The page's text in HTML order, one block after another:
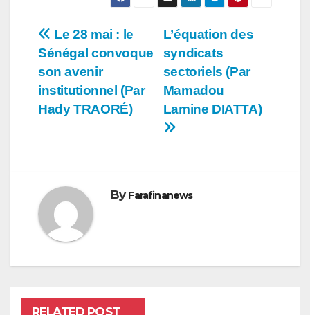
Navigation
de
l’article
L’équation des
syndicats
sectoriels (Par
Mamadou
Lamine DIATTA)
Le 28 mai : le
Sénégal convoque
son avenir
institutionnel (Par
Hady TRAORÉ)
By Farafinanews
RELATED POST